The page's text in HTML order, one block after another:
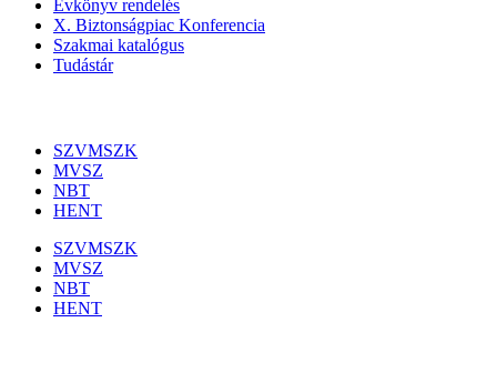
Évkönyv rendelés
X. Biztonságpiac Konferencia
Szakmai katalógus
Tudástár
SZVMSZK
MVSZ
NBT
HENT
SZVMSZK
MVSZ
NBT
HENT